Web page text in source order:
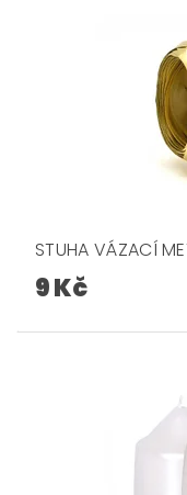
STUHA VÁZACÍ
9 Kč